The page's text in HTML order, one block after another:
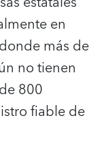
en
más de
no tienen
800
fiable de